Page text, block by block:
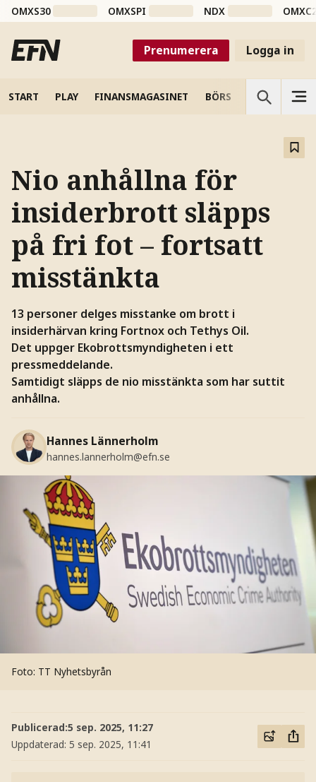
OMXS30 OMXSPI NDX
Prenumerera Logga in
START PLAY FINANSMAGASINET BÖRS VETENSKAP
Nio anhållna för
insiderbrott släpps
på fri fot – fortsatt
misstänkta
13 personer delges misstanke om brott i
insiderhärvan kring Fortnox och Tethys Oil.
Det uppger Ekobrottsmyndigheten i ett
pressmeddelande.
Samtidigt släpps de nio misstänkta som har suttit
anhållna.
Hannes Lännerholm
hannes.lannerholm@efn.se
Foto: TT Nyhetsbyrån
Publicerad:5 sep. 2025, 11:27
Uppdaterad: 5 sep. 2025, 11:41